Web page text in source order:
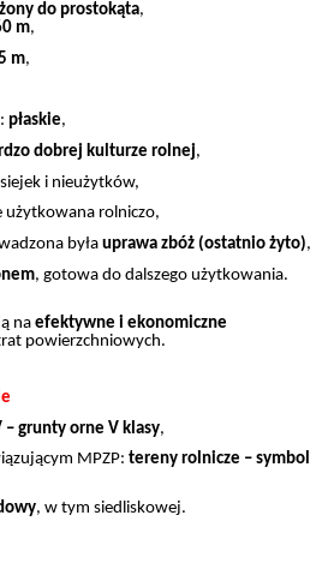
do prostokąta,
m,
m,
płaskie,
dobrej kulturze rolnej,
i nieużytków,
użytkowana rolniczo,
była uprawa zbóż (ostatnio żyto),
, gotowa do dalszego użytkowania.
na efektywne i ekonomiczne
powierzchniowych.
– grunty orne V klasy,
MPZP: tereny rolnicze – symbol
, w tym siedliskowej.